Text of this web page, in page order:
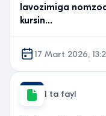
lavozimiga
kursin…
17 Mart 2026,
1 ta fayl